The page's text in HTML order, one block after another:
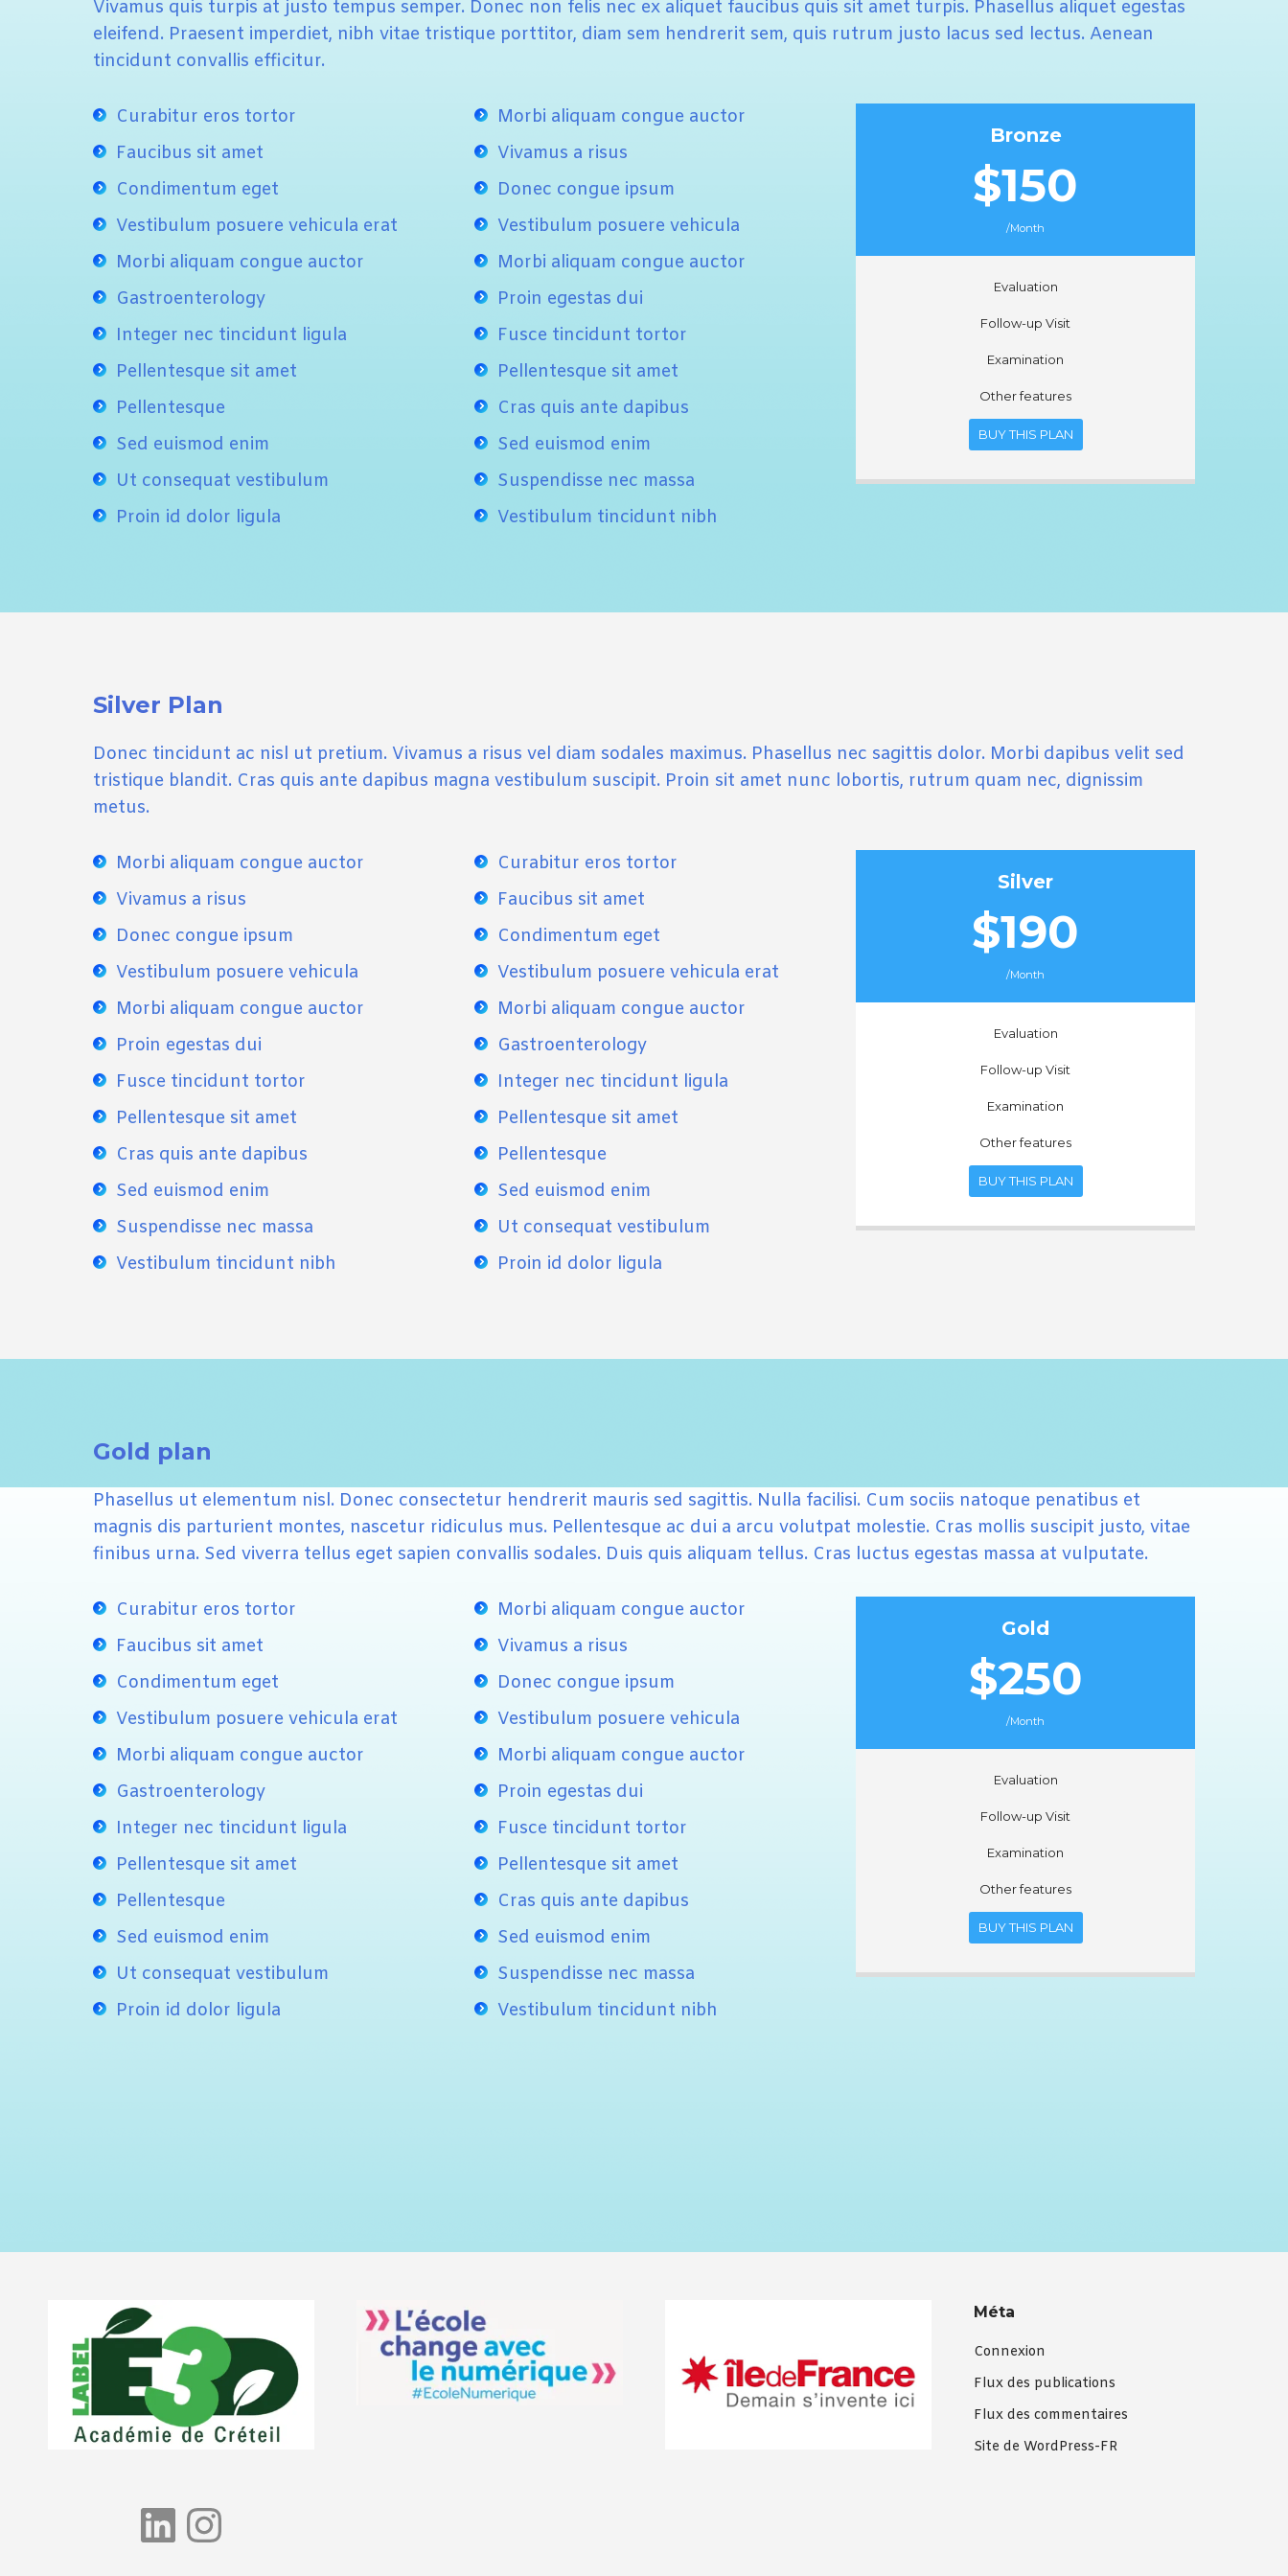
Vivamus quis turpis at justo tempus semper. Donec non felis nec ex aliquet faucibus quis sit amet turpis. Phasellus aliquet egestas
eleifend. Praesent imperdiet, nibh vitae tristique porttitor, diam sem hendrerit sem, quis rutrum justo lacus sed lectus. Aenean
tincidunt convallis efficitur.
Curabitur eros tortor
Faucibus sit amet
Condimentum eget
Vestibulum posuere vehicula erat
Morbi aliquam congue auctor
Gastroenterology
Integer nec tincidunt ligula
Pellentesque sit amet
Pellentesque
Sed euismod enim
Ut consequat vestibulum
Proin id dolor ligula
Morbi aliquam congue auctor
Vivamus a risus
Donec congue ipsum
Vestibulum posuere vehicula
Morbi aliquam congue auctor
Proin egestas dui
Fusce tincidunt tortor
Pellentesque sit amet
Cras quis ante dapibus
Sed euismod enim
Suspendisse nec massa
Vestibulum tincidunt nibh
Bronze
$150
/Month
Evaluation
Follow-up Visit
Examination
Other features
BUY THIS PLAN
Silver Plan
Donec tincidunt ac nisl ut pretium. Vivamus a risus vel diam sodales maximus. Phasellus nec sagittis dolor. Morbi dapibus velit sed
tristique blandit. Cras quis ante dapibus magna vestibulum suscipit. Proin sit amet nunc lobortis, rutrum quam nec, dignissim
metus.
Morbi aliquam congue auctor
Vivamus a risus
Donec congue ipsum
Vestibulum posuere vehicula
Morbi aliquam congue auctor
Proin egestas dui
Fusce tincidunt tortor
Pellentesque sit amet
Cras quis ante dapibus
Sed euismod enim
Suspendisse nec massa
Vestibulum tincidunt nibh
Curabitur eros tortor
Faucibus sit amet
Condimentum eget
Vestibulum posuere vehicula erat
Morbi aliquam congue auctor
Gastroenterology
Integer nec tincidunt ligula
Pellentesque sit amet
Pellentesque
Sed euismod enim
Ut consequat vestibulum
Proin id dolor ligula
Silver
$190
/Month
Evaluation
Follow-up Visit
Examination
Other features
BUY THIS PLAN
Gold plan
Phasellus ut elementum nisl. Donec consectetur hendrerit mauris sed sagittis. Nulla facilisi. Cum sociis natoque penatibus et
magnis dis parturient montes, nascetur ridiculus mus. Pellentesque ac dui a arcu volutpat molestie. Cras mollis suscipit justo, vitae
finibus urna. Sed viverra tellus eget sapien convallis sodales. Duis quis aliquam tellus. Cras luctus egestas massa at vulputate.
Curabitur eros tortor
Faucibus sit amet
Condimentum eget
Vestibulum posuere vehicula erat
Morbi aliquam congue auctor
Gastroenterology
Integer nec tincidunt ligula
Pellentesque sit amet
Pellentesque
Sed euismod enim
Ut consequat vestibulum
Proin id dolor ligula
Morbi aliquam congue auctor
Vivamus a risus
Donec congue ipsum
Vestibulum posuere vehicula
Morbi aliquam congue auctor
Proin egestas dui
Fusce tincidunt tortor
Pellentesque sit amet
Cras quis ante dapibus
Sed euismod enim
Suspendisse nec massa
Vestibulum tincidunt nibh
Gold
$250
/Month
Evaluation
Follow-up Visit
Examination
Other features
BUY THIS PLAN
Méta
Connexion
Flux des publications
Flux des commentaires
Site de WordPress-FR
LinkedIn
Instagram